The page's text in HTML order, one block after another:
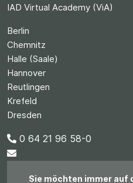
IAD Virtual Academy (ViA)
Berlin
Chemnitz
Halle (Saale)
Hannover
Reutlingen
Krefeld
Dresden
0 64 21 96 58-0
Sie möchten immer auf